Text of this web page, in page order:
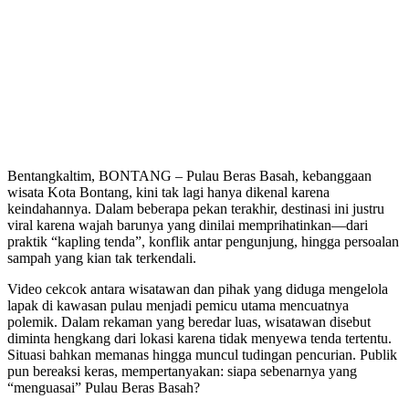
Bentangkaltim, BONTANG – Pulau Beras Basah, kebanggaan
wisata Kota Bontang, kini tak lagi hanya dikenal karena
keindahannya. Dalam beberapa pekan terakhir, destinasi ini justru
viral karena wajah barunya yang dinilai memprihatinkan—dari
praktik “kapling tenda”, konflik antar pengunjung, hingga persoalan
sampah yang kian tak terkendali.
Video cekcok antara wisatawan dan pihak yang diduga mengelola
lapak di kawasan pulau menjadi pemicu utama mencuatnya
polemik. Dalam rekaman yang beredar luas, wisatawan disebut
diminta hengkang dari lokasi karena tidak menyewa tenda tertentu.
Situasi bahkan memanas hingga muncul tudingan pencurian. Publik
pun bereaksi keras, mempertanyakan: siapa sebenarnya yang
“menguasai” Pulau Beras Basah?